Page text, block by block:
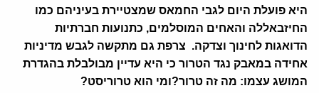
היא פועלת היום לגבי החמאס שמצטיירת בעיניהם כמו
החיזבאללה והאחים המוסלמים, כתנועות חברתיות
הדואגות לחינוך וצדקה. צרפת גם מתקשה לגבש מדיניות
אחידה במאבק נגד הטרור כי היא עדיין מבולבלת בהגדרת
המושג עצמו: מה זה טרור?ומי הוא טרוריסט?